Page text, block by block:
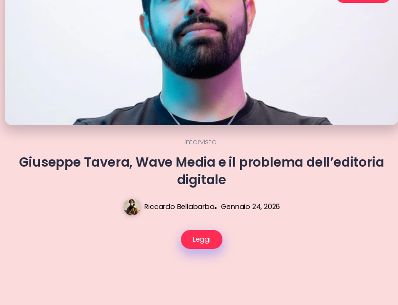
Interviste
Giuseppe Tavera, Wave Media e il problema dell’editoria
digitale
Riccardo Bellabarba Gennaio 24, 2026
Leggi